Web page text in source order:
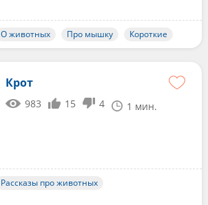
О животных Про мышку Короткие
Крот
983 15 4 1 мин.
Рассказы про животных